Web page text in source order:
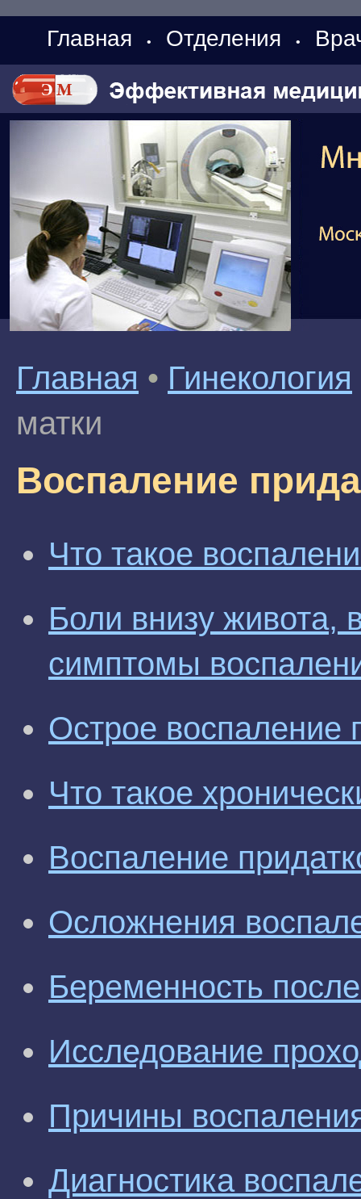
Главная • Отделения •
Главная • Гинекология
матки
Воспаление
Что такое
Боли внизу живота,
симптомы
Острое воспаление
Что такое
Воспаление
Осложнения
Беременность
Исследование
Причины
Диагностика